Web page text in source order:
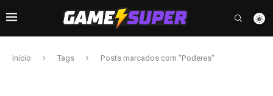
Início Tags Posts marcados com "Poderes"